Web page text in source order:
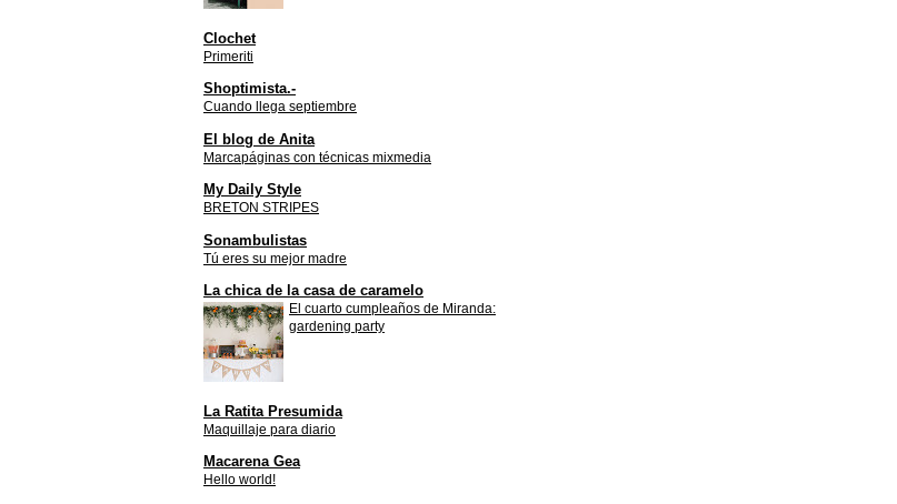
Clochet
Primeriti
Shoptimista.-
Cuando llega septiembre
El blog de Anita
Marcapáginas con técnicas mixmedia
My Daily Style
BRETON STRIPES
Sonambulistas
Tú eres su mejor madre
La chica de la casa de caramelo
El cuarto cumpleaños de Miranda:
gardening party
La Ratita Presumida
Maquillaje para diario
Macarena Gea
Hello world!